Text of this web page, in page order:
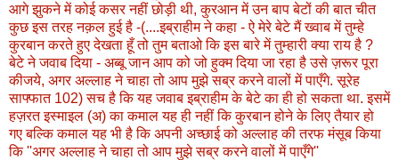
आगे झुकने में कोई कसर नहीं छोड़ी थी, कुरआन में उन बाप बेटों की बात चीत
कुछ इस तरह नक़ल हुई है -(....इब्राहीम ने कहा - ऐ मेरे बेटे मैं ख्वाब में तुम्हे
कुरबान करते हुए देखता हूँ तो तुम बताओ कि इस बारे में तुम्हारी क्या राय है ?
बेटे ने जवाब दिया - अब्बू जान आप को जो हुक्म दिया जा रहा है उसे ज़रूर पूरा
कीजये, अगर अल्लाह ने चाहा तो आप मुझे सब्र करने वालों में पाएँगे. सूरेह
साफ्फात 102) सच है कि यह जवाब इब्राहीम के बेटे का ही हो सकता था. इसमें
हज़रत इस्माइल (अ) का कमाल यह ही नहीं कि कुरबान होने के लिए तैयार हो
गए बल्कि कमाल यह भी है कि अपनी अच्छाई को अल्लाह की तरफ मंसूब किया
कि ''अगर अल्लाह ने चाहा तो आप मुझे सब्र करने वालों में पाएँगे''